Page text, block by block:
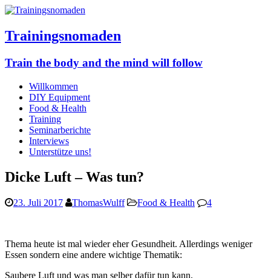
Trainingsnomaden
Train the body and the mind will follow
Willkommen
DIY Equipment
Food & Health
Training
Seminarberichte
Interviews
Unterstütze uns!
Dicke Luft – Was tun?
23. Juli 2017 ThomasWulff Food & Health 4
Thema heute ist mal wieder eher Gesundheit. Allerdings weniger
Essen sondern eine andere wichtige Thematik:
Saubere Luft und was man selber dafür tun kann.